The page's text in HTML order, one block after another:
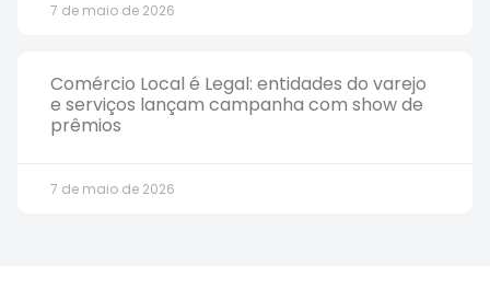
7 de maio de 2026
Comércio Local é Legal: entidades do varejo
e serviços lançam campanha com show de
prêmios
7 de maio de 2026